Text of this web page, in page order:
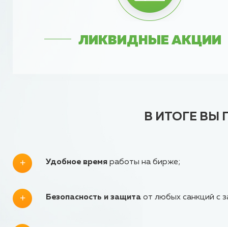
ЛИКВИДНЫЕ АКЦИИ
В ИТОГЕ
Удобное время работы на бирже;
Безопасность и защита от любых санкций с